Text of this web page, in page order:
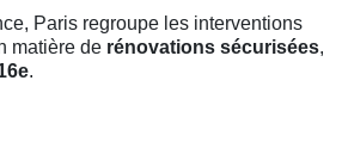
Paris regroupe les interventions
matière de rénovations sécurisées,
.